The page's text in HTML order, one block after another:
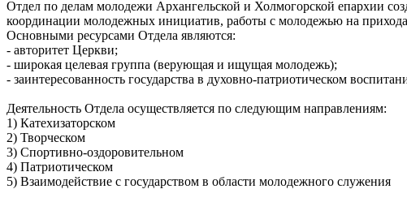
Отдел по делам молодежи Архангельской и Холмогорской епархии
координации молодежных инициатив, работы с молодежью на
Основными ресурсами Отдела являются:
- авторитет Церкви;
- широкая целевая группа (верующая и ищущая молодежь);
- заинтересованность государства в духовно-патриотическом
Деятельность Отдела осуществляется по следующим направлениям:
1) Катехизаторском
2) Творческом
3) Спортивно-оздоровительном
4) Патриотическом
5) Взаимодействие с государством в области молодежного служения